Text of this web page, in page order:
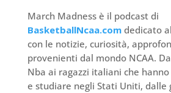
March Madness è il podcast di
BasketballNcaa.comdedicato
con le notizie, curiosità,
provenienti dal mondo NCAA.
Nba ai ragazzi italiani che
e studiare negli Stati Uniti, dalle